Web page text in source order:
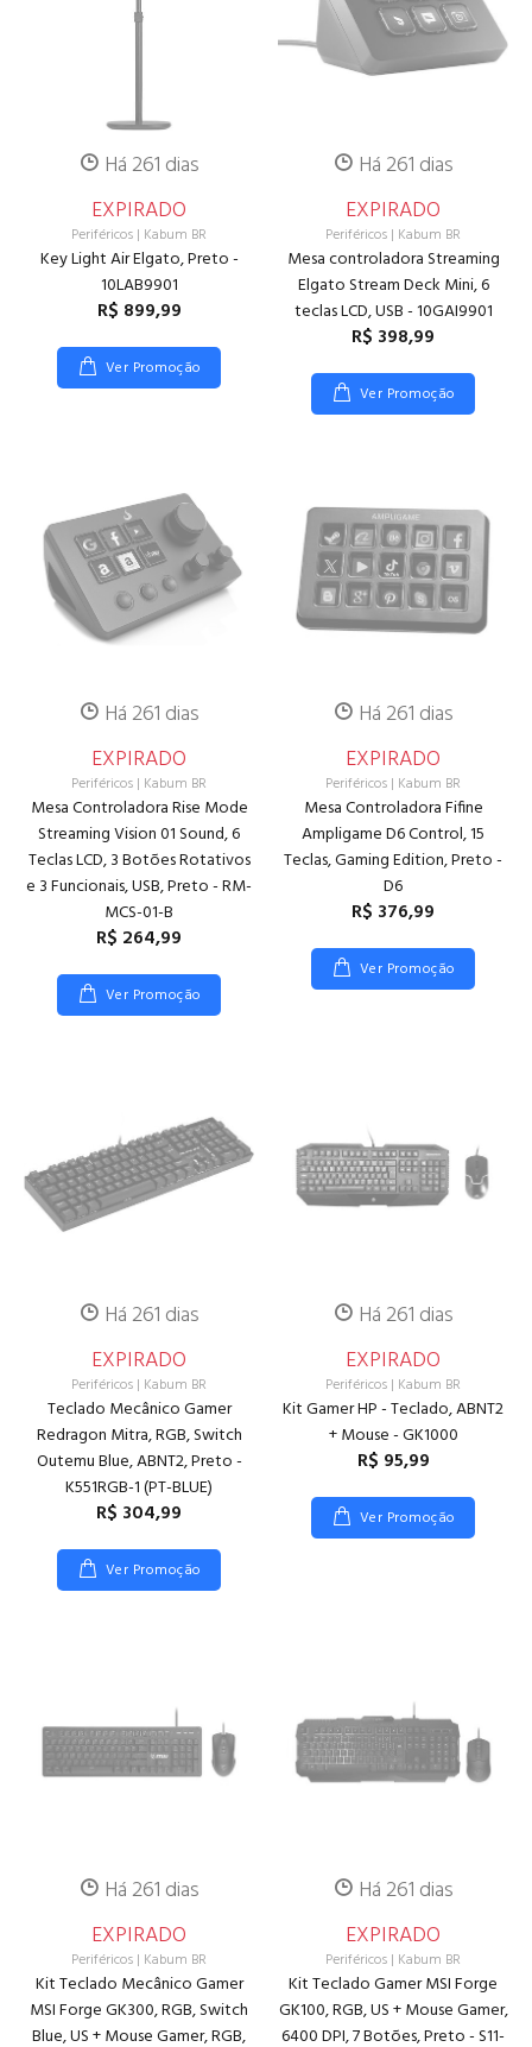
Há 261 dias
EXPIRADO
Periféricos | Kabum BR
Key Light Air Elgato, Preto -
10LAB9901
R$ 899,99
Ver Promoção
Há 261 dias
EXPIRADO
Periféricos | Kabum BR
Mesa controladora Streaming
Elgato Stream Deck Mini, 6
teclas LCD, USB - 10GAI9901
R$ 398,99
Ver Promoção
Há 261 dias
EXPIRADO
Periféricos | Kabum BR
Mesa Controladora Rise Mode
Streaming Vision 01 Sound, 6
Teclas LCD, 3 Botões Rotativos
e 3 Funcionais, USB, Preto - RM-
MCS-01-B
R$ 264,99
Ver Promoção
Há 261 dias
EXPIRADO
Periféricos | Kabum BR
Mesa Controladora Fifine
Ampligame D6 Control, 15
Teclas, Gaming Edition, Preto -
D6
R$ 376,99
Ver Promoção
Há 261 dias
EXPIRADO
Periféricos | Kabum BR
Teclado Mecânico Gamer
Redragon Mitra, RGB, Switch
Outemu Blue, ABNT2, Preto -
K551RGB-1 (PT-BLUE)
R$ 304,99
Ver Promoção
Há 261 dias
EXPIRADO
Periféricos | Kabum BR
Kit Gamer HP - Teclado, ABNT2
+ Mouse - GK1000
R$ 95,99
Ver Promoção
Há 261 dias
EXPIRADO
Periféricos | Kabum BR
Kit Teclado Mecânico Gamer
MSI Forge GK300, RGB, Switch
Blue, US + Mouse Gamer, RGB,
Há 261 dias
EXPIRADO
Periféricos | Kabum BR
Kit Teclado Gamer MSI Forge
GK100, RGB, US + Mouse Gamer,
6400 DPI, 7 Botões, Preto - S11-